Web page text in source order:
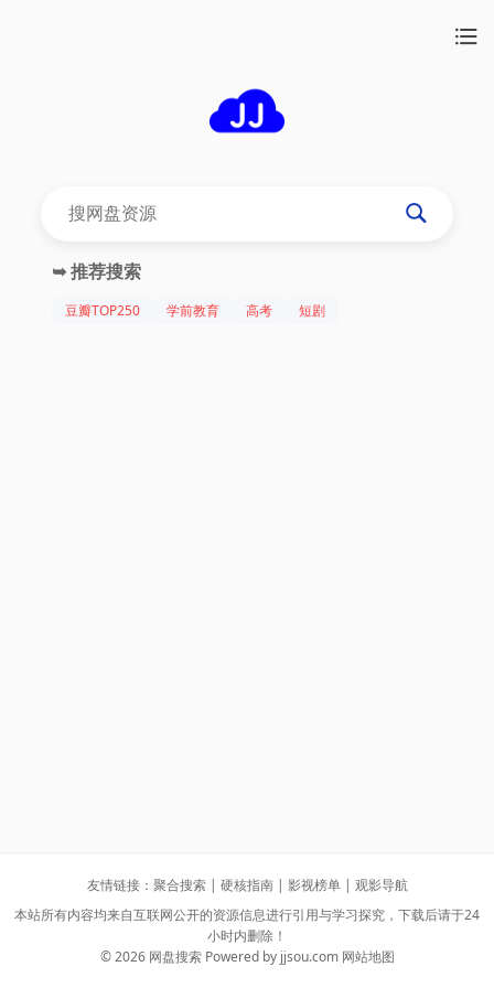
➥ 推荐搜索
豆瓣TOP250 学前教育 高考 短剧
友情链接： 聚合搜索| 硬核指南| 影视榜单| 观影导航
本站所有内容均来自互联网公开的资源信息进行引用与学习探究，下载后请于24
小时内删除！
© 2026 网盘搜索 Powered by jjsou.com 网站地图